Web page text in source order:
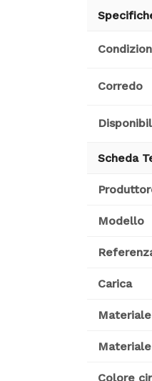
Corredo
Scheda
Modello
Carica
Colore